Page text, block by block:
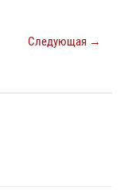
Следующая →